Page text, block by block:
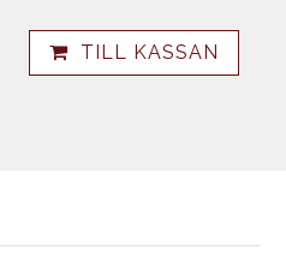
TILL KASSAN